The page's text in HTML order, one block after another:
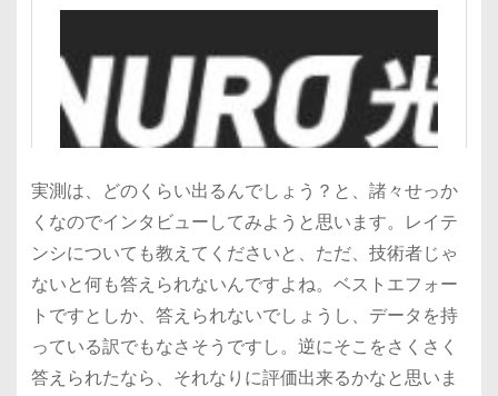
実測は、どのくらい出るんでしょう？と、諸々せっか
くなのでインタビューしてみようと思います。レイテ
ンシについても教えてくださいと、ただ、技術者じゃ
ないと何も答えられないんですよね。ベストエフォー
トですとしか、答えられないでしょうし、データを持
っている訳でもなさそうですし。逆にそこをさくさく
答えられたなら、それなりに評価出来るかなと思いま